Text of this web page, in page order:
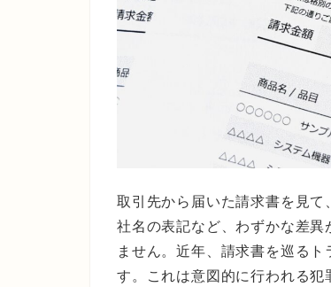
取引先から届いた請求書を見
社名の表記など、わずかな差異
ません。近年、請求書を巡る
す。これは意図的に行われる犯